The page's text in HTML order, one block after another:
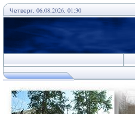
Четверг, 06.08.2026, 01:30